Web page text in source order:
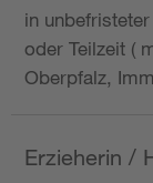
in
oder Teilzeit (
Oberpfalz,
Erzieherin /